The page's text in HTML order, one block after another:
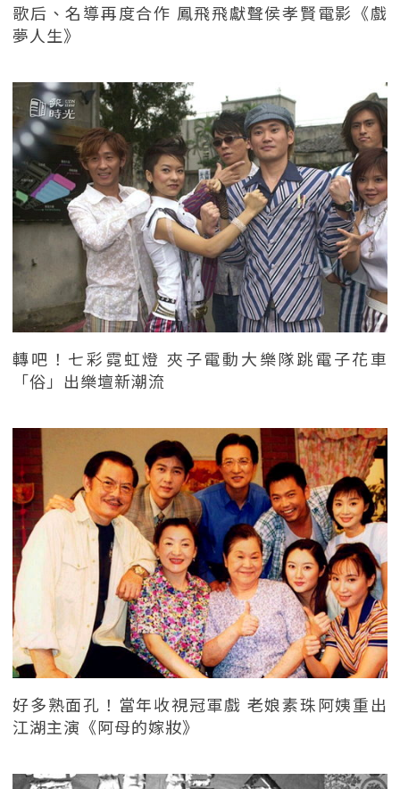
歌后、名導再度合作 鳳飛飛獻聲侯孝賢電影《戲
夢人生》
轉吧！七彩霓虹燈 夾子電動大樂隊跳電子花車
「俗」出樂壇新潮流
好多熟面孔！當年收視冠軍戲 老娘素珠阿姨重出
江湖主演《阿母的嫁妝》